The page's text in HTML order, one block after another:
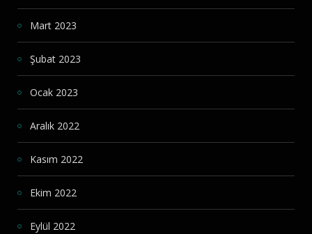
Mart 2023
Şubat 2023
Ocak 2023
Aralık 2022
Kasım 2022
Ekim 2022
Eylül 2022